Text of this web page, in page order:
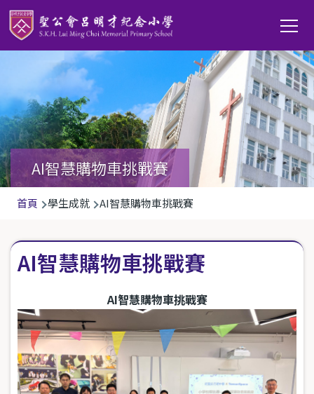
移至主內容
Main
AI智慧購物車挑戰賽
導
連
結
首頁 學生成就 AI智慧購物車挑戰賽
AI智慧購物車挑戰賽
AI智慧購物車挑戰賽